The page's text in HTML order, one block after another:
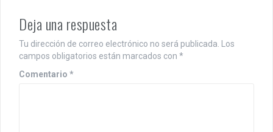
Deja una respuesta
Tu dirección de correo electrónico no será publicada. Los
campos obligatorios están marcados con *
Comentario *